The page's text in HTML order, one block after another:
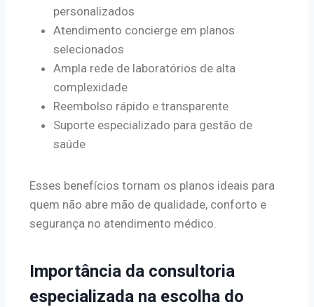
personalizados
Atendimento concierge em planos
selecionados
Ampla rede de laboratórios de alta
complexidade
Reembolso rápido e transparente
Suporte especializado para gestão de
saúde
Esses benefícios tornam os planos ideais para
quem não abre mão de qualidade, conforto e
segurança no atendimento médico.
Importância da consultoria
especializada na escolha do